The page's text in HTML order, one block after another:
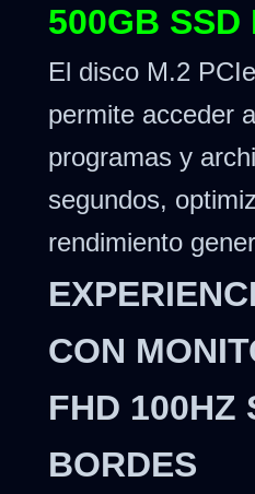
500GB SSD
El disco M.2
permite acceder
programas y
segundos,
rendimiento
CON
FHD 100HZ
BORDES